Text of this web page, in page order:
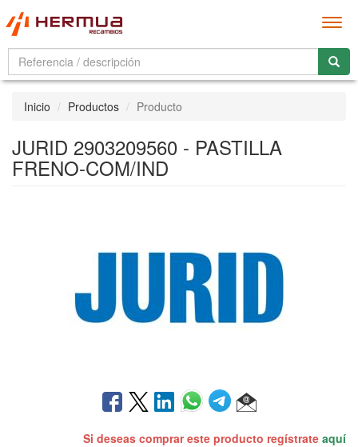
Inicio Productos Producto
JURID 2903209560 - PASTILLA
FRENO-COM/IND
Si deseas comprar este producto regístrate aquí